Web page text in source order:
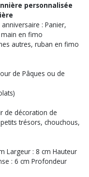
personnalisée
: Panier,
en fimo
autres, ruban en fimo
de Pâques ou de
de décoration de
trésors, chouchous,
Largeur : 8 cm Hauteur
: 6 cm Profondeur